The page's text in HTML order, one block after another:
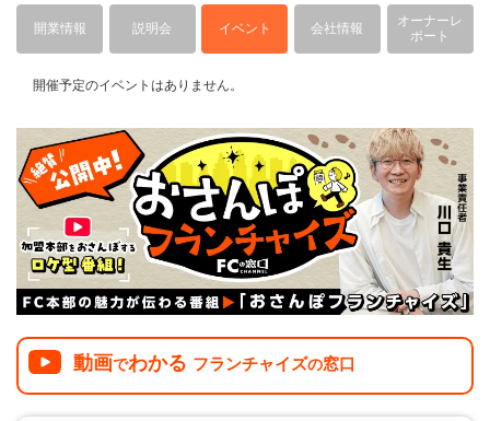
飲食・菓子業
サービス業
小売業
介護・福祉業
美容・健康業
海外FC本部
インターン独立・社員募集
101万円～300万円
301万円～500万円
501万円～1000万円
1001万円以上
北海道
東北
甲信越・北陸
関東
東海
近畿
四国
中国
ランキング
総合ランキング
介護
塾
飲食
リペアクリーニング
100万以下で開業
夫婦で開業
説明会
イベント
お役立ち情報コラム
会員登録 ログイン
開業情報 説明会 イベント 会社情報
オーナーレ
ポート
開催予定のイベントはありません。
動画でわかる フランチャイズの窓口